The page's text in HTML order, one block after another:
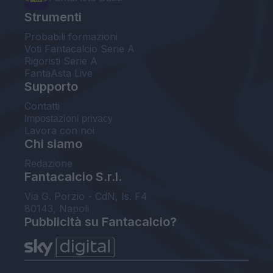
Strumenti
Probabili formazioni
Voti Fantacalcio Serie A
Rigoristi Serie A
FantaAsta Live
Supporto
Contatti
Impostazioni privacy
Lavora con noi
Chi siamo
Redazione
Fantacalcio S.r.l.
Via G. Porzio - CdN, Is. F4
80143, Napoli
Pubblicità su Fantacalcio?